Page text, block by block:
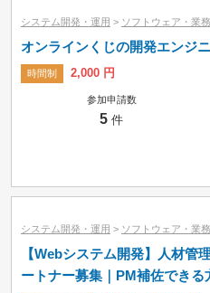
システム開発・運用 > ソフトウェア・業
オンラインくじの開発エンジ
時間制 2,000 円
参加申請数
5 件
システム開発・運用 > ソフトウェア・業
【Webシステム開発】人材管
ートナー募集｜PM補佐できる